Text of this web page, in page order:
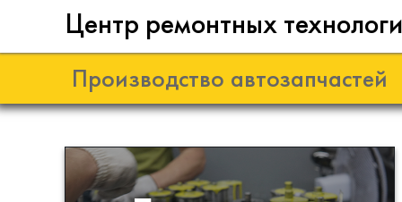
Центр ремонтных
Производство автозапчастей
Разработка и